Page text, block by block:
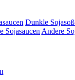
Dunkle
Sojasaucen Andere